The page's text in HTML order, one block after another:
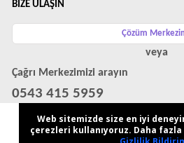
BIZE ULAŞIN
Çözüm
veya
Çağrı Merkezimizi arayın
0543 415 5959
WhatsApp
Web sitemizde size en iyi
çerezleri kullanıyoruz. Daha